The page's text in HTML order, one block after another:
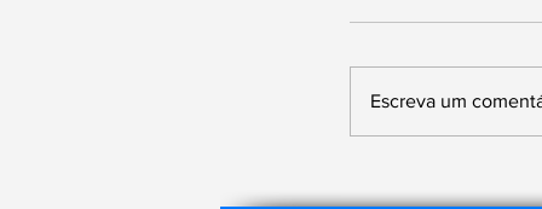
Escreva um